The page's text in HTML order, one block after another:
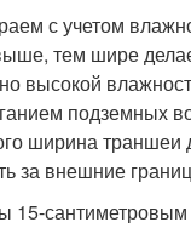
с учетом
тем шире
высокой
подземных
ширина
за внешние
15-сантиметровым